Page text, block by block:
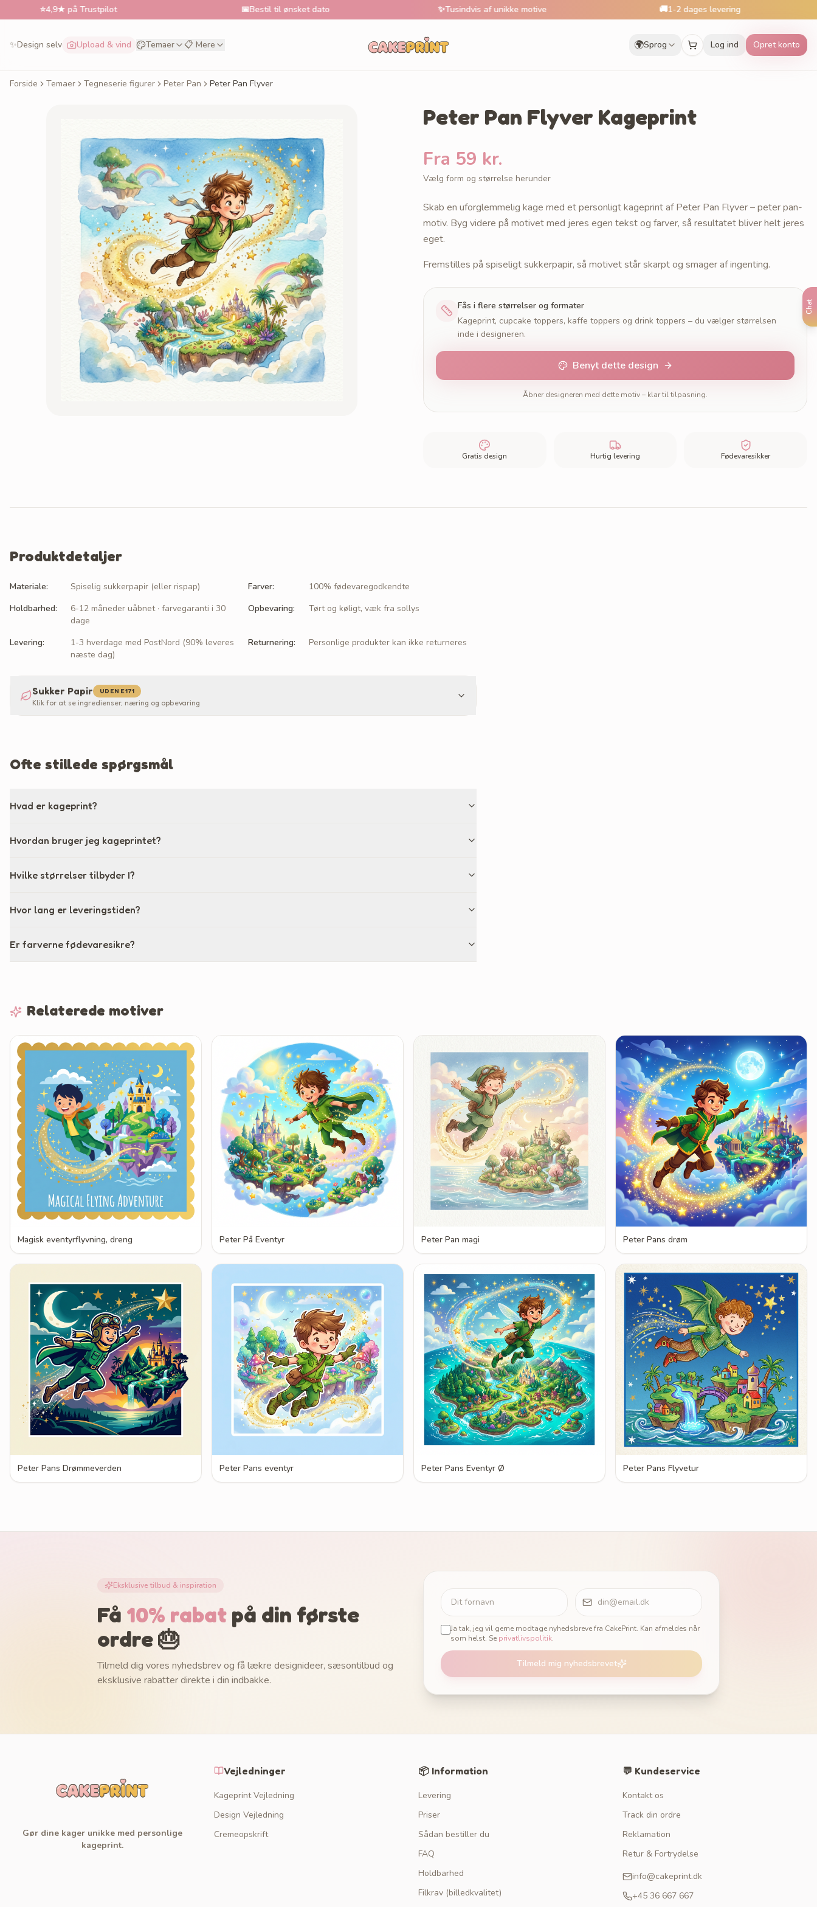
Chat
4,9★ på Trustpilot Bestil til ønsket dato Tusindvis af unikke motive 1-2 dages levering
✨Design selv Upload & vind Temaer 📋 Mere 🌍Sprog Log ind Opret konto
Forside Temaer Tegneserie figurer Peter Pan Peter Pan Flyver
Peter Pan Flyver Kageprint
Fra 59 kr.
Vælg form og størrelse herunder
Skab en uforglemmelig kage med et personligt kageprint af Peter Pan Flyver – peter pan-
motiv. Byg videre på motivet med jeres egen tekst og farver, så resultatet bliver helt jeres
eget.
Fremstilles på spiseligt sukkerpapir, så motivet står skarpt og smager af ingenting.
Fås i flere størrelser og formater
Kageprint, cupcake toppers, kaffe toppers og drink toppers – du vælger størrelsen
inde i designeren.
Benyt dette design
Åbner designeren med dette motiv – klar til tilpasning.
Gratis design Hurtig levering Fødevaresikker
Produktdetaljer
Materiale: Spiselig sukkerpapir (eller rispap) Farver:
100% fødevaregodkendte
Holdbarhed:
6-12 måneder uåbnet · farvegaranti i 30
dage
Opbevaring: Tørt og køligt, væk fra sollys
Levering:
1-3 hverdage med PostNord (90% leveres
næste dag)
Returnering: Personlige produkter kan ikke returneres
Sukker Papir UDEN E171
Klik for at se ingredienser, næring og opbevaring
Ofte stillede spørgsmål
Hvad er kageprint?
Hvordan bruger jeg kageprintet?
Hvilke størrelser tilbyder I?
Hvor lang er leveringstiden?
Er farverne fødevaresikre?
Relaterede motiver
Magisk eventyrflyvning, dreng Peter På Eventyr Peter Pan magi Peter Pans drøm
Peter Pans Drømmeverden Peter Pans eventyr Peter Pans Eventyr Ø Peter Pans Flyvetur
Eksklusive tilbud & inspiration
Få 10% rabat på din første
ordre 🎂
Tilmeld dig vores nyhedsbrev og få lækre designideer, sæsontilbud og
eksklusive rabatter direkte i din indbakke.
Ja tak, jeg vil gerne modtage nyhedsbreve fra CakePrint. Kan afmeldes når
som helst. Se privatlivspolitik.
Tilmeld mig nyhedsbrevet
Gør dine kager unikke med personlige
kageprint.
Vejledninger
Kageprint Vejledning
Design Vejledning
Cremeopskrift
📦 Information
Levering
Priser
Sådan bestiller du
FAQ
Holdbarhed
Filkrav (billedkvalitet)
💬 Kundeservice
Kontakt os
Track din ordre
Reklamation
Retur & Fortrydelse
info@cakeprint.dk
+45 36 667 667